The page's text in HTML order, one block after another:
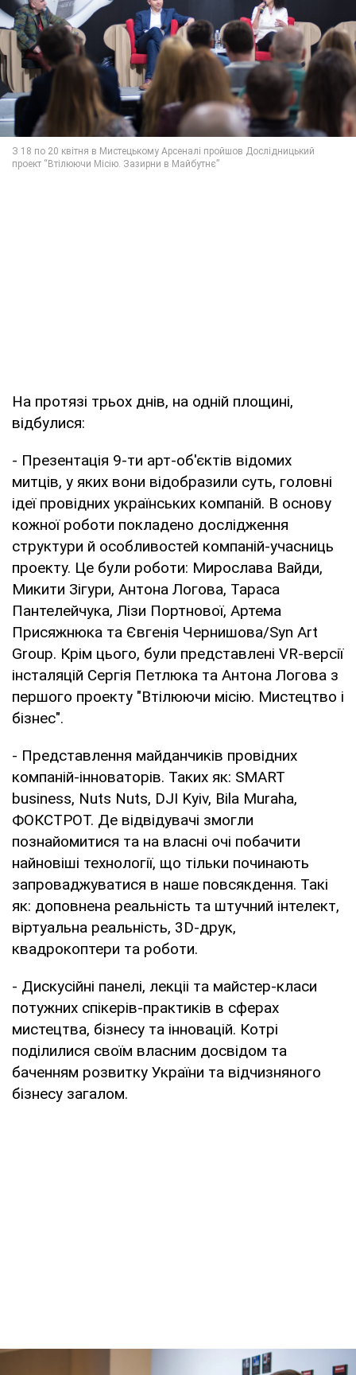
На протязі трьох днів, на одній площині,
відбулися:
- Презентація 9-ти арт-об'єктів відомих
митців, у яких вони відобразили суть, головні
ідеї провідних українських компаній. В основу
кожної роботи покладено дослідження
структури й особливостей компаній-учасниць
проекту. Це були роботи: Мирослава Вайди,
Микити Зігури, Антона Логова, Тараса
Пантелейчука, Лізи Портнової, Артема
Присяжнюка та Євгенія Чернишова/Syn Art
Group. Крім цього, були представлені VR-версії
інсталяцій Сергія Петлюка та Антона Логова з
першого проекту "Втілюючи місію. Мистецтво і
бізнес".
- Представлення майданчиків провідних
компаній-інноваторів. Таких як: SMART
business, Nuts Nuts, DJI Kyiv, Bila Muraha,
ФОКСТРОТ. Де відвідувачі змогли
познайомитися та на власні очі побачити
найновіші технології, що тільки починають
запроваджуватися в наше повсякдення. Такі
як: доповнена реальність та штучний інтелект,
віртуальна реальність, 3D-друк,
квадрокоптери та роботи.
- Дискусійні панелі, лекціі та майстер-класи
потужних спікерів-практиків в сферах
мистецтва, бізнесу та інновацій. Котрі
поділилися своїм власним досвідом та
баченням розвитку України та відчизняного
бізнесу загалом.